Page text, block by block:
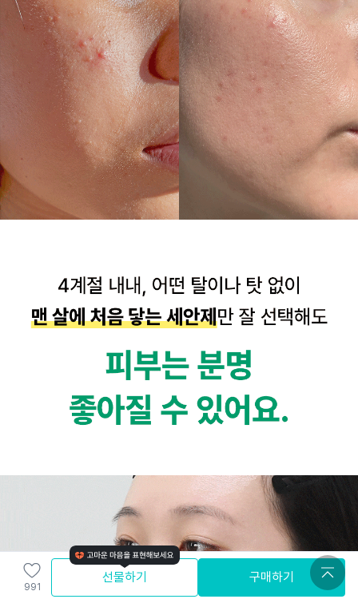
991
선물하기 구매하기